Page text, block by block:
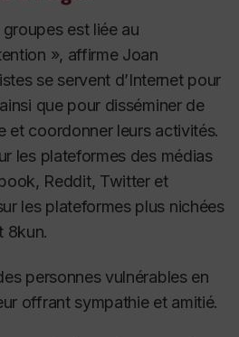
est liée au
», affirme Joan
se servent d’Internet pour
que pour disséminer de
et coordonner leurs activités.
les plateformes des médias
Reddit, Twitter et
les plateformes plus nichées
8kun.
personnes vulnérables en
offrant sympathie et amitié.